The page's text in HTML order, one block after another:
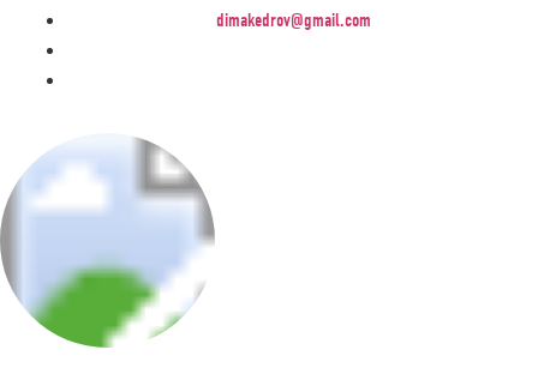
dimakedrov@gmail.com